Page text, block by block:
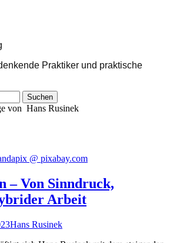
Praktiker und praktische
von Hans Rusinek
– Von Sinndruck,
Arbeit
Autor
Hans Rusinek